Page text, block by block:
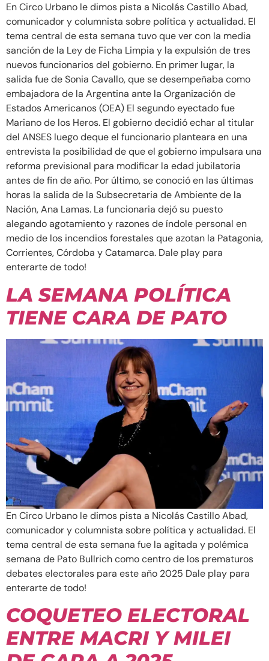
En Circo Urbano le dimos pista a Nicolás Castillo Abad,
comunicador y columnista sobre política y actualidad. El
tema central de esta semana tuvo que ver con la media
sanción de la Ley de Ficha Limpia y la expulsión de tres
nuevos funcionarios del gobierno. En primer lugar, la
salida fue de Sonia Cavallo, que se desempeñaba como
embajadora de la Argentina ante la Organización de
Estados Americanos (OEA) El segundo eyectado fue
Mariano de los Heros. El gobierno decidió echar al titular
del ANSES luego deque el funcionario planteara en una
entrevista la posibilidad de que el gobierno impulsara una
reforma previsional para modificar la edad jubilatoria
antes de fin de año. Por último, se conoció en las últimas
horas la salida de la Subsecretaria de Ambiente de la
Nación, Ana Lamas. La funcionaria dejó su puesto
alegando agotamiento y razones de índole personal en
medio de los incendios forestales que azotan la Patagonia,
Corrientes, Córdoba y Catamarca. Dale play para
enterarte de todo!
LA SEMANA POLÍTICA
TIENE CARA DE PATO
En Circo Urbano le dimos pista a Nicolás Castillo Abad,
comunicador y columnista sobre política y actualidad. El
tema central de esta semana fue la agitada y polémica
semana de Pato Bullrich como centro de los prematuros
debates electorales para este año 2025 Dale play para
enterarte de todo!
COQUETEO ELECTORAL
ENTRE MACRI Y MILEI